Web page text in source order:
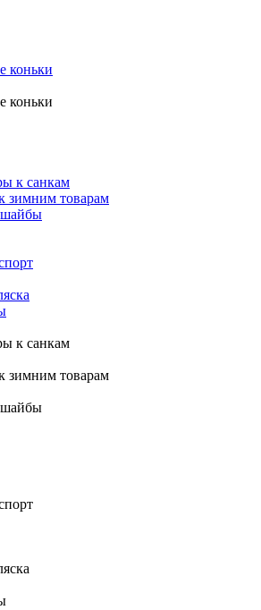
коньки
коньки
к санкам
зимним товарам
к санкам
зимним товарам